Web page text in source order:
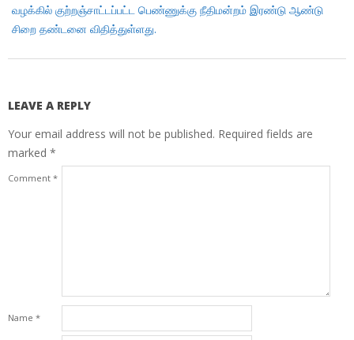
வழக்கில் குற்றஞ்சாட்டப்பட்ட பெண்ணுக்கு நீதிமன்றம் இரண்டு ஆண்டு
சிறை தண்டனை விதித்துள்ளது.
LEAVE A REPLY
Your email address will not be published. Required fields are
marked *
Comment *
Name *